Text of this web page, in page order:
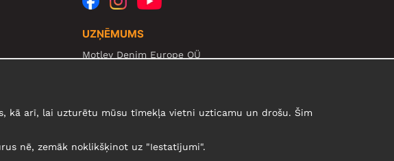
UZŅĒMUMS
Motley Denim Europe OÜ
kā arī, lai uzturētu mūsu tīmekļa vietni uzticamu un drošu. Šim
nē, zemāk noklikšķinot uz "Iestatījumi".